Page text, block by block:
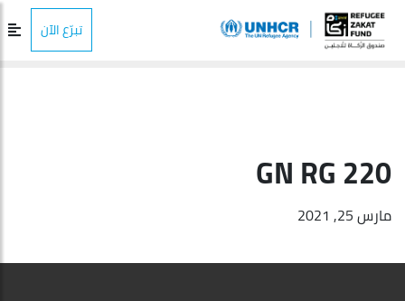
تبرّع الآن
GN RG 220
مارس 25, 2021